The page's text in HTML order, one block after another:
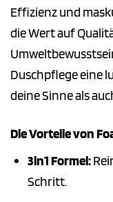
Effizienz und
die Wert auf
Duschpflege eine
deine Sinne als
Die Vorteile von
3in1 Formel:
Schritt.